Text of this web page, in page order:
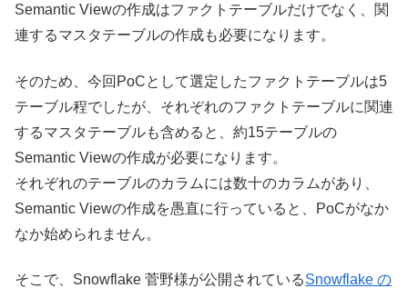
Semantic Viewの作成はファクトテーブルだけでなく、関
連するマスタテーブルの作成も必要になります。
そのため、今回PoCとして選定したファクトテーブルは5
テーブル程でしたが、それぞれのファクトテーブルに関連
するマスタテーブルも含めると、約15テーブルの
Semantic Viewの作成が必要になります。
それぞれのテーブルのカラムには数十のカラムがあり、
Semantic Viewの作成を愚直に行っていると、PoCがなか
なか始められません。
そこで、Snowflake 菅野様が公開されているSnowflake の